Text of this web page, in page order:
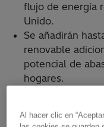
flujo de energía
Unido.
Se añadirán
renovable
potencial de
hogares.
Al hacer clic en